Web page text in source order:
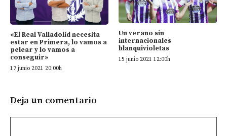
«El Real Valladolid necesita
estar en Primera, lo vamos a
pelear y lo vamos a
conseguir»
17 junio 2021 20:00h
Un verano sin
internacionales
blanquivioletas
15 junio 2021 12:00h
Deja un comentario